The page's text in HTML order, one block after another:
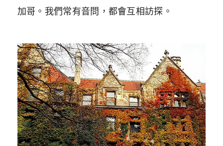
加哥。我們常有音問，都會互相訪探。